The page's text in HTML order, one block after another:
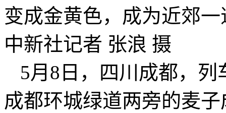
变成金黄色，成为近郊
中新社记者 张浪 摄
5月8日，四川成都，
成都环城绿道两旁的麦